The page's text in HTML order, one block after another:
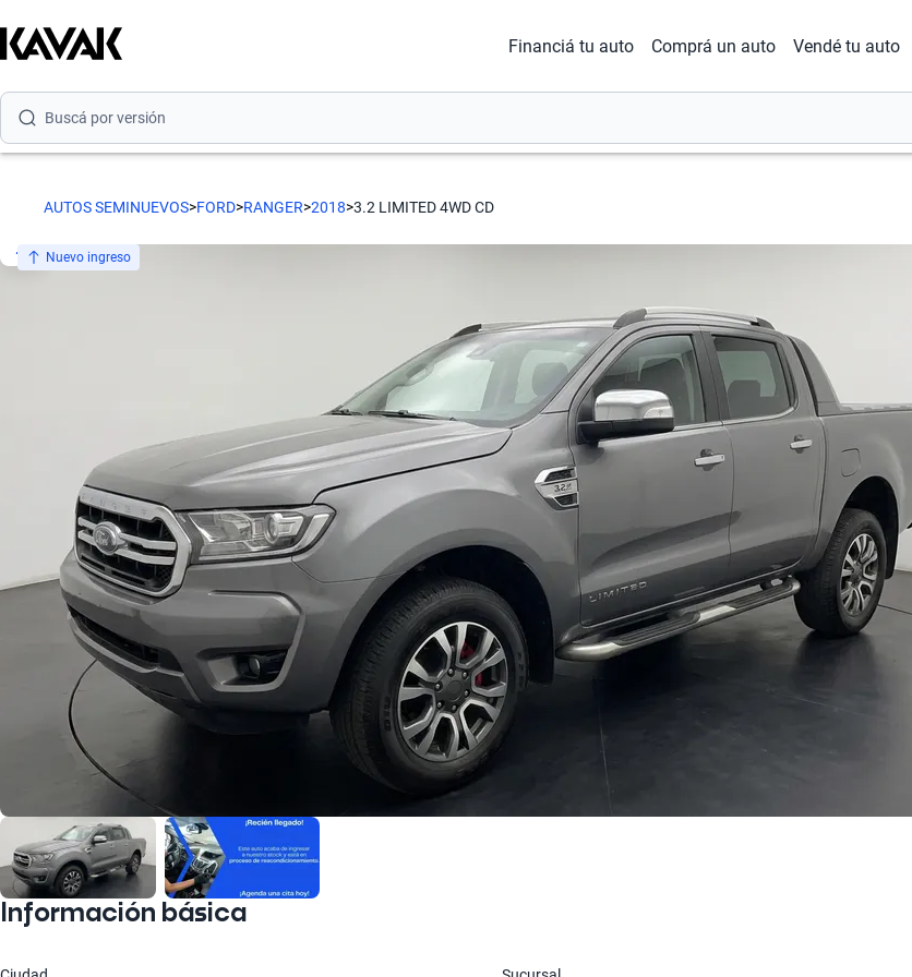
Financiá tu auto Comprá un auto Vendé tu auto
Buscá por versión
Buscá por marca
Buscá por modelo
AUTOS SEMINUEVOS>FORD>RANGER>2018>3.2 LIMITED 4WD CD
Nuevo ingreso
Información básica